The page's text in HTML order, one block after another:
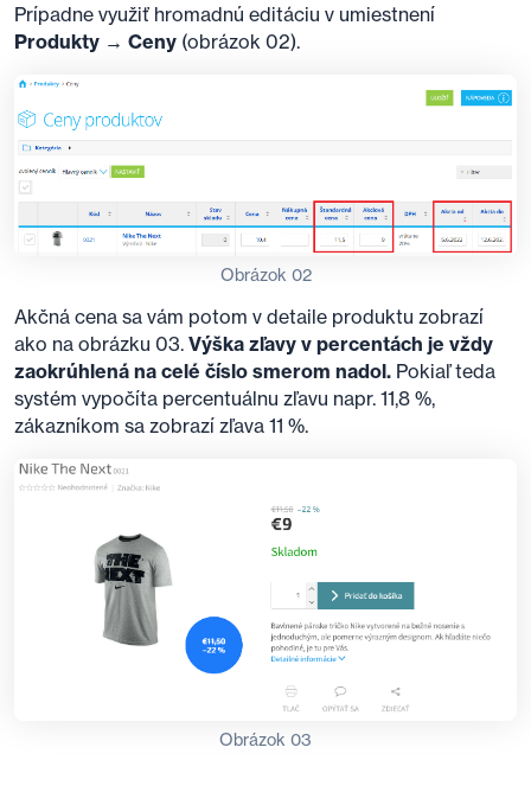
Prípadne využiť hromadnú editáciu v umiestnení
Produkty → Ceny (obrázok 02).
Obrázok 02
Akčná cena sa vám potom v detaile produktu zobrazí
ako na obrázku 03. Výška zľavy v percentách je vždy
zaokrúhlená na celé číslo smerom nadol. Pokiaľ teda
systém vypočíta percentuálnu zľavu napr. 11,8 %,
zákazníkom sa zobrazí zľava 11 %.
Obrázok 03